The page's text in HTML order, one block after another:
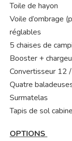
Toile de hayon
Voile d’ombrage
réglables
5 chaises de
Booster +
Convertisseur
Quatre
Surmatelas
Tapis de sol
OPTIONS